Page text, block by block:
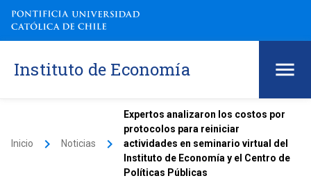
Instituto de Economía
Inicio keyboard_arrow_right Noticias keyboard_arrow_right
Expertos analizaron los costos por
protocolos para reiniciar
actividades en seminario virtual del
Instituto de Economía y el Centro de
Políticas Públicas